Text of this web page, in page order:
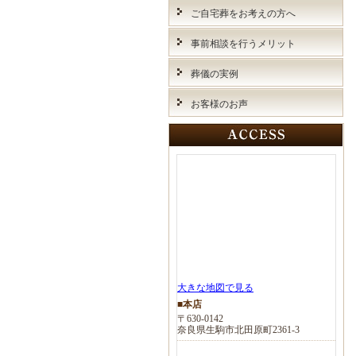
ご自宅葬をお考えの方へ
事前相談を行うメリット
葬儀の実例
お客様のお声
大きな地図で見る
■本店
〒630-0142
奈良県生駒市北田原町2361-3